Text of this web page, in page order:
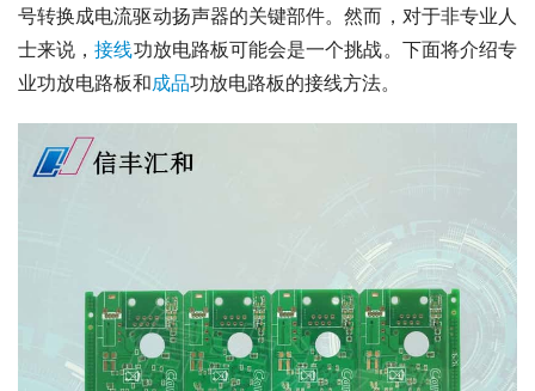
号转换成电流驱动扬声器的关键部件。然而，对于非专业人
士来说，接线功放电路板可能会是一个挑战。下面将介绍专
业功放电路板和成品功放电路板的接线方法。